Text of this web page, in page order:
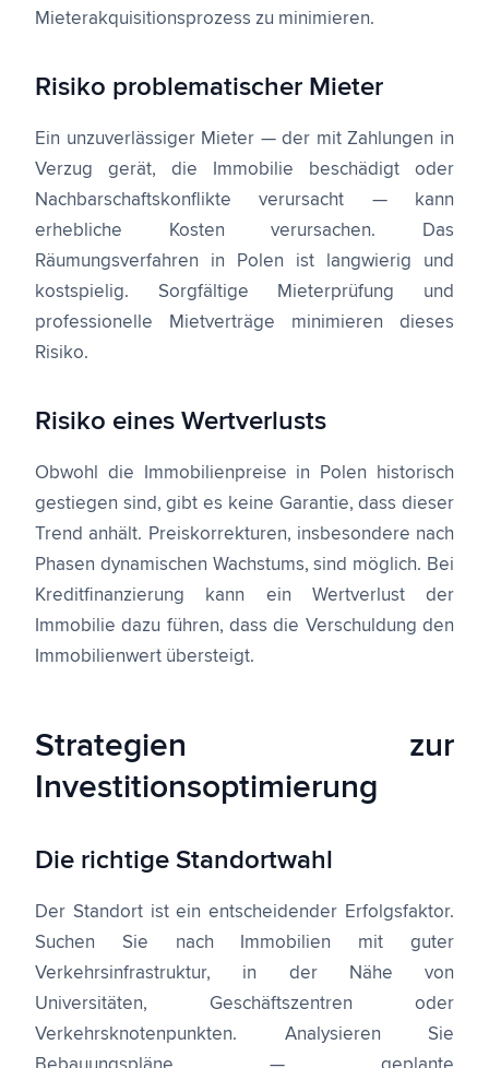
Mieterakquisitionsprozess zu minimieren.
Risiko problematischer Mieter
Ein unzuverlässiger Mieter — der mit Zahlungen in
Verzug gerät, die Immobilie beschädigt oder
Nachbarschaftskonflikte verursacht — kann
erhebliche Kosten verursachen. Das
Räumungsverfahren in Polen ist langwierig und
kostspielig. Sorgfältige Mieterprüfung und
professionelle Mietverträge minimieren dieses
Risiko.
Risiko eines Wertverlusts
Obwohl die Immobilienpreise in Polen historisch
gestiegen sind, gibt es keine Garantie, dass dieser
Trend anhält. Preiskorrekturen, insbesondere nach
Phasen dynamischen Wachstums, sind möglich. Bei
Kreditfinanzierung kann ein Wertverlust der
Immobilie dazu führen, dass die Verschuldung den
Immobilienwert übersteigt.
Strategien zur
Investitionsoptimierung
Die richtige Standortwahl
Der Standort ist ein entscheidender Erfolgsfaktor.
Suchen Sie nach Immobilien mit guter
Verkehrsinfrastruktur, in der Nähe von
Universitäten, Geschäftszentren oder
Verkehrsknotenpunkten. Analysieren Sie